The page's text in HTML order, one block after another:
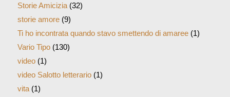
Storie Amicizia(32)
storie amore(9)
Ti ho incontrata quando stavo smettendo di amaree(1)
Vario Tipo(130)
video(1)
video Salotto letterario(1)
vita(1)